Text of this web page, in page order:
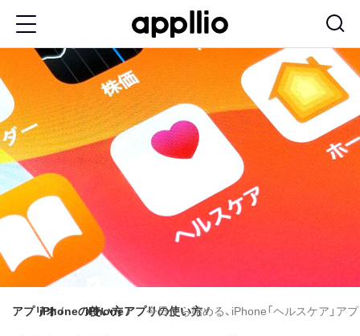
コ
ン
テ
ン
ツ
に
動
アプリオiPhoneの使い方iPhoneアプリの使い方今日から始める、iPhone「ヘルスケア」ア